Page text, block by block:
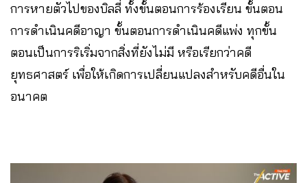
การหายตัวไปของบิลลี่ ทั้งขั้นตอนการร้องเรียน ขั้นตอน
การดำเนินคดีอาญา ขั้นตอนการดำเนินคดีแพ่ง ทุกขั้น
ตอนเป็นการริเริ่มจากสิ่งที่ยังไม่มี หรือเรียกว่าคดี
ยุทธศาสตร์ เพื่อให้เกิดการเปลี่ยนแปลงสำหรับคดีอื่นใน
อนาคต